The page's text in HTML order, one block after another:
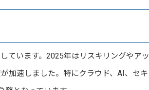
ています。2025年はリスキリングやアッ
加速しました。特にクラウド、AI、セキ